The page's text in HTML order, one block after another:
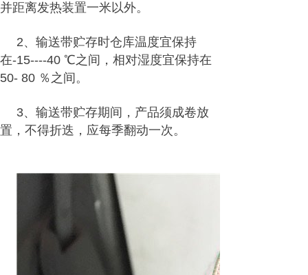
并距离发热装置一米以外。
2、输送带贮存时仓库温度宜保持
在-15----40 ℃之间，相对湿度宜保持在
50- 80 ％之间。
3、输送带贮存期间，产品须成卷放
置，不得折迭，应每季翻动一次。